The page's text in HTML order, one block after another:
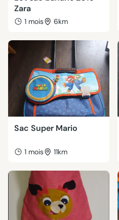
Zara
1 mois 6km
Sac Super Mario
1 mois 11km